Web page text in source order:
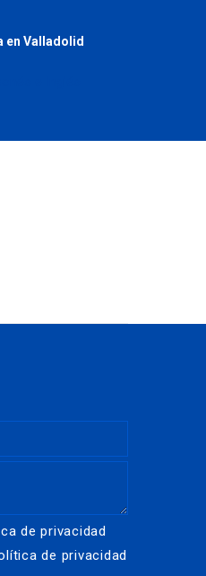
en Valladolid
de privacidad
de privacidad